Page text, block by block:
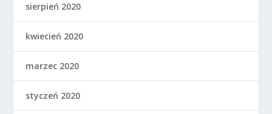
sierpień 2020
kwiecień 2020
marzec 2020
styczeń 2020